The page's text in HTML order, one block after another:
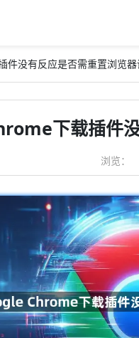
没有反应是否需重置浏览器
下载插件
浏览：